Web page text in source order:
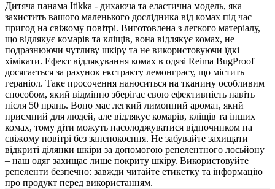
Дитяча панама Itikka - дихаюча та еластична модель, яка
захистить вашого маленького дослідника від комах під час
пригод на свіжому повітрі. Виготовлена ​​з легкого матеріалу,
що відлякує комарів та кліщів, вона відлякує комах, не
подразнюючи чутливу шкіру та не використовуючи їдкі
хімікати. Ефект відлякування комах в одязі Reima BugProof
досягається за рахунок екстракту лемонграсу, що містить
гераніол. Таке просочення наноситься на тканину особливим
способом, який відмінно зберігає свою ефективність навіть
після 50 прань. Воно має легкий лимонний аромат, який
приємний для людей, але відлякує комарів, кліщів та інших
комах, тому діти можуть насолоджуватися відпочинком на
свіжому повітрі без занепокоєння. Не забувайте захищати
відкриті ділянки шкіри за допомогою репелентного лосьйону
– наш одяг захищає лише покриту шкіру. Використовуйте
репеленти безпечно: завжди читайте етикетку та інформацію
про продукт перед використанням.